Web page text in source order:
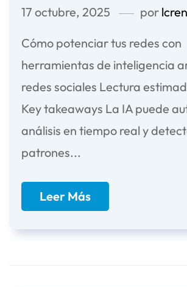
17 octubre, 2025 por
Cómo potenciar tus redes con
herramientas de inteligencia
redes sociales Lectura
Key takeaways La IA puede
análisis en tiempo real y
patrones...
Leer Más